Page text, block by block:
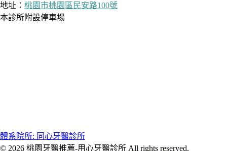
地址： 桃園市桃園區民安路100號
本診所附設停車場
體系院所: 同心牙醫診所
© 2026 桃園牙醫推薦-用心牙醫診所 All rights reserved.